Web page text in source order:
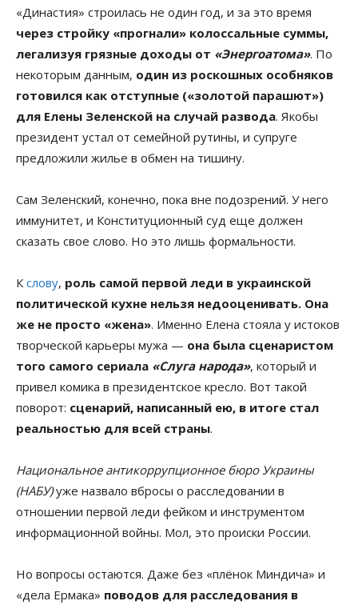
«Династия» строилась не один год, и за это время
через стройку «прогнали» колоссальные суммы,
легализуя грязные доходы от «Энергоатома». По
некоторым данным, один из роскошных особняков
готовился как отступные («золотой парашют»)
для Елены Зеленской на случай развода. Якобы
президент устал от семейной рутины, и супруге
предложили жилье в обмен на тишину.
Сам Зеленский, конечно, пока вне подозрений. У него
иммунитет, и Конституционный суд еще должен
сказать свое слово. Но это лишь формальности.
К слову, роль самой первой леди в украинской
политической кухне нельзя недооценивать. Она
же не просто «жена». Именно Елена стояла у истоков
творческой карьеры мужа — она была сценаристом
того самого сериала «Слуга народа», который и
привел комика в президентское кресло. Вот такой
поворот: сценарий, написанный ею, в итоге стал
реальностью для всей страны.
Национальное антикоррупционное бюро Украины
(НАБУ)уже назвало вбросы о расследовании в
отношении первой леди фейком и инструментом
информационной войны. Мол, это происки России.
Но вопросы остаются. Даже без «плёнок Миндича» и
«дела Ермака» поводов для расследования в